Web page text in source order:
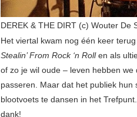
DEREK & THE DIRT (c) Wouter De
Het viertal kwam nog één keer
Stealin’ From Rock ‘n Rollen als
of zo je wil oude – leven hebben we
passeren. Maar dat het publiek
blootvoets te dansen in het
dank!